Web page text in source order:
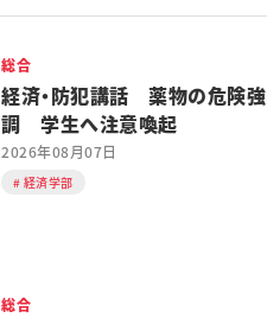
総合
経済・防犯講話 薬物の危険強
調 学生へ注意喚起
2026年08月07日
経済学部
総合